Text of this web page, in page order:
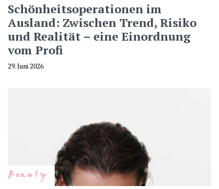
Schönheitsoperationen im
Ausland: Zwischen Trend, Risiko
und Realität – eine Einordnung
vom Profi
29. Juni 2026
Beauty